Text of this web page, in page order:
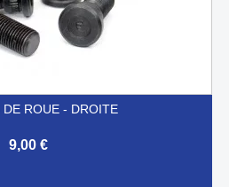
ROUE - DROITE
9,00 €